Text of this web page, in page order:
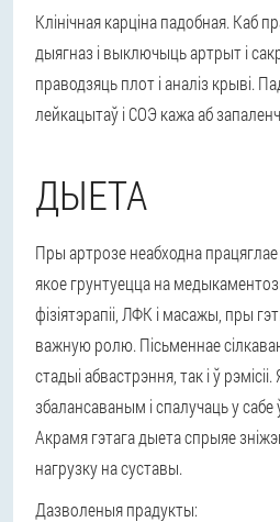
Клінічная карціна падобная. Каб
дыягназ і выключыць артрыт і
праводзяць плот і аналіз крыві.
лейкацытаў і СОЭ кажа аб
ДЫЕТА
Пры артрозе неабходна працяглае
якое грунтуецца на
фізіятэрапіі, ЛФК і масажы, пры
важную ролю. Пісьменнае
стадыі абвастрэння, так і ў
збалансаваным і спалучаць у сабе
Акрамя гэтага дыета спрыяе
нагрузку на суставы.
Дазволеныя прадукты: